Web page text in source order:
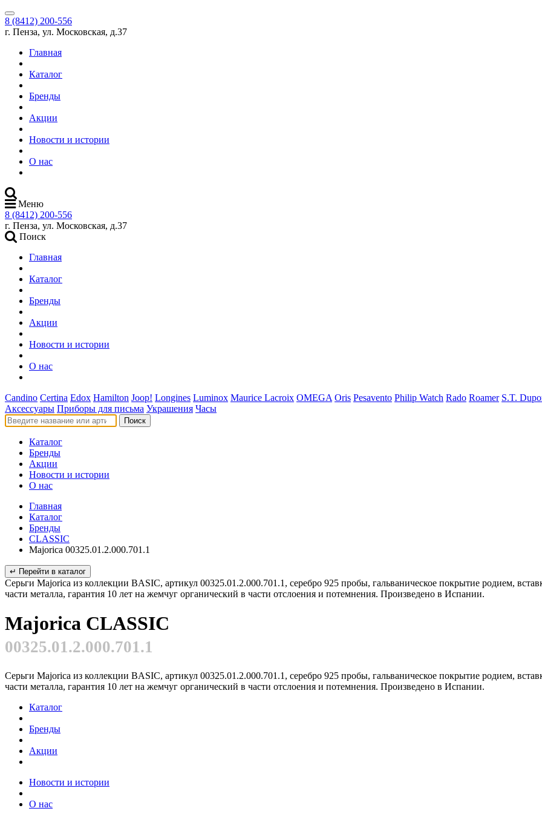
8 (8412) 200-556
г. Пенза, ул. Московская, д.37
Главная
Каталог
Бренды
Акции
Новости и истории
О нас
Меню
8 (8412) 200-556
г. Пенза, ул. Московская, д.37
Поиск
Главная
Каталог
Бренды
Акции
Новости и истории
О нас
Candino Certina Edox Hamilton Joop! Longines Luminox Maurice Lacroix OMEGA Oris Pesavento Philip Watch Rado Roamer S.T.
Аксессуары Приборы для письма Украшения Часы
Поиск
Каталог
Бренды
Акции
Новости и истории
О нас
Главная
Каталог
Бренды
CLASSIC
Majorica 00325.01.2.000.701.1
↵ Перейти в каталог
Серьги Majorica из коллекции BASIC, артикул 00325.01.2.000.701.1, серебро 925 пробы, гальваническое покрытие родием,
части металла, гарантия 10 лет на жемчуг органический в части отслоения и потемнения. Произведено в Испании.
Majorica CLASSIC
00325.01.2.000.701.1
Серьги Majorica из коллекции BASIC, артикул 00325.01.2.000.701.1, серебро 925 пробы, гальваническое покрытие родием,
части металла, гарантия 10 лет на жемчуг органический в части отслоения и потемнения. Произведено в Испании.
Каталог
Бренды
Акции
Новости и истории
О нас